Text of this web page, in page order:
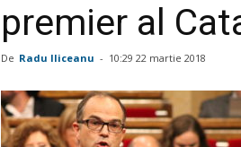
premier al
De Radu Iliceanu - 10:29 22 martie 2018